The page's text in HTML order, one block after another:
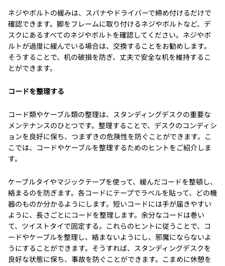
ネジやボルトの緩みは、スパナやドライバーで締め付けるだけで
確認できます。脚をフレームに取り付けるネジやボルトなど、デ
スクにあるすべてのネジやボルトを確認してください。ネジやボ
ルトが過度に緩んでいる場合は、交換することをお勧めします。
そうすることで、机の破損を防ぎ、丈夫で安全な机を維持するこ
とができます。
コードを整理する
コード類やケーブル類の整理は、スタンディングデスクの重要な
メンテナンスのひとつです。整理することで、デスクのコンディシ
ョンを良好に保ち、つまずきの危険性を防ぐことができます。こ
こでは、コードやケーブルを整理するためのヒントをご紹介しま
す。
ケーブルタイやマジックテープを使って、緩んだコードを整頓し、
絡まるのを防ぎます。各コードにテープでラベルを貼って、どの機
器のものか分かるようにします。短いコードには手が届きやすい
ように、長さごとにコードを整理します。余分なコードは巻い
て、ツイストタイで固定する。これらのヒントに従うことで、コ
ードやケーブルを整理し、絡まないようにし、邪魔にならないよ
うにすることができます。そうすれば、スタンディングデスクを
良好な状態に保ち、事故を防ぐことができます。こまめに休憩を